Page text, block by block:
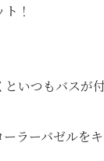
！
といつもバスが
ラーバゼルをキ